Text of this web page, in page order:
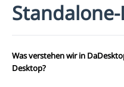
Was verstehen wir in
Desktop?